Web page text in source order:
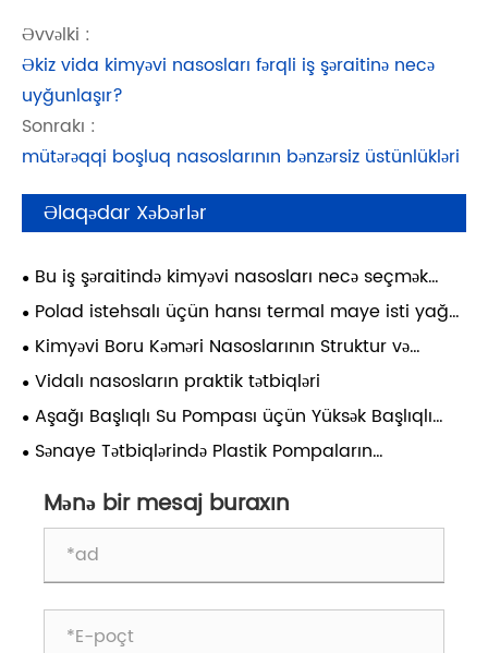
Əvvəlki :
Əkiz vida kimyəvi nasosları fərqli iş şəraitinə necə
uyğunlaşır?
Sonrakı :
mütərəqqi boşluq nasoslarının bənzərsiz üstünlükləri
Əlaqədar Xəbərlər
Bu iş şəraitində kimyəvi nasosları necə seçmək
olar?
Polad istehsalı üçün hansı termal maye isti yağ
nasoslarından istifadə olunur?
Kimyəvi Boru Kəməri Nasoslarının Struktur və
Performans Təhlili
Vidalı nasosların praktik tətbiqləri
Aşağı Başlıqlı Su Pompası üçün Yüksək Başlıqlı
Mərkəzdənqaçma Nasosların İstifadəsi üzrə Qeydlər
Sənaye Tətbiqlərində Plastik Pompaların
Mənə bir mesaj buraxın